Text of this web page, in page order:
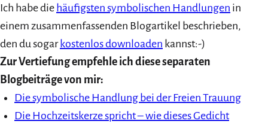
Ich habe die häufigsten symbolischen Handlungen in
einem zusammenfassenden Blogartikel beschrieben,
den du sogar kostenlos downloaden kannst:-)
Zur Vertiefung empfehle ich diese separaten
Blogbeiträge von mir:
Die symbolische Handlung bei der Freien Trauung
Die Hochzeitskerze spricht – wie dieses Gedicht